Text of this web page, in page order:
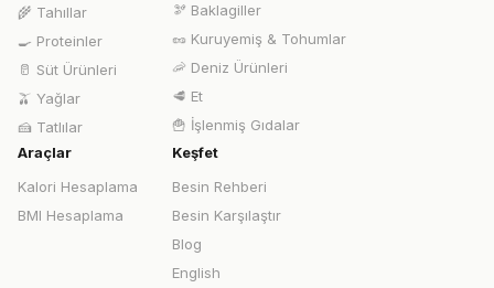
🌾 Tahıllar
🍳 Proteinler
🥛 Süt Ürünleri
🫒 Yağlar
🍰 Tatlılar
🫘 Baklagiller
🥜 Kuruyemiş & Tohumlar
🦐 Deniz Ürünleri
🥩 Et
🍟 İşlenmiş Gıdalar
Araçlar
Kalori Hesaplama
BMI Hesaplama
Keşfet
Besin Rehberi
Besin Karşılaştır
Blog
English